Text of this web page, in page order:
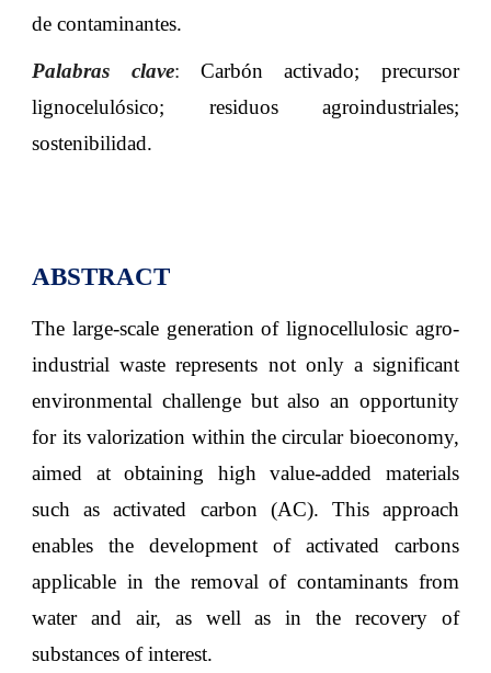
de contaminantes.
Palabras clave:
Carbón activado; precursor
lignocelulósico; residuos agroindustriales;
sostenibilidad.
ABSTRACT
The large-scale generation of lignocellulosic agro-
industrial waste represents not only a significant
environmental challenge but also an opportunity
for its valorization within the circular bioeconomy,
aimed at obtaining high value-added materials
such as activated carbon (AC). This approach
enables the development of activated carbons
applicable in the removal of contaminants from
water and air, as well as in the recovery of
substances of interest.